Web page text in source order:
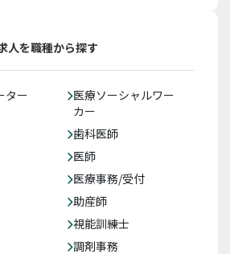
人を職種から探す
ター
医療ソーシャルワー
カー
歯科医師
医師
医療事務/受付
助産師
視能訓練士
調剤事務